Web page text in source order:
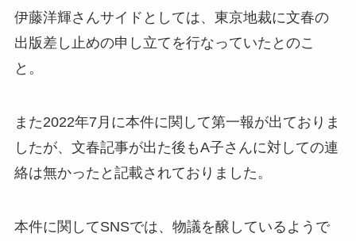
伊藤洋輝さんサイドとしては、東京地裁に文春の
出版差し止めの申し立てを行なっていたとのこ
と。
また2022年7月に本件に関して第一報が出ておりま
したが、文春記事が出た後もA子さんに対しての連
絡は無かったと記載されておりました。
本件に関してSNSでは、物議を醸しているようで